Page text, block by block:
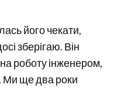
його чекати,
зберігаю. Він
роботу інженером,
Ми ще два роки